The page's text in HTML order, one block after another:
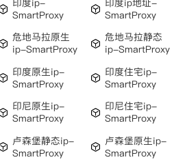
SmartProxy
SmartProxy
危地马拉原生
ip-SmartProxy
危地马拉静态
ip-SmartProxy
印度原生ip-
SmartProxy
印度住宅ip-
SmartProxy
印尼原生ip-
SmartProxy
印尼住宅ip-
SmartProxy
卢森堡静态ip-
SmartProxy
卢森堡原生ip-
SmartProxy